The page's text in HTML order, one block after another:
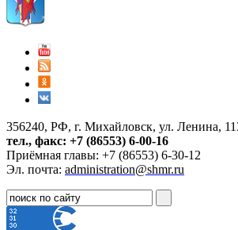
356240, РФ, г. Михайловск, ул. Ленина,
тел., факс: +7 (86553) 6-00-16
Приёмная главы: +7 (86553) 6-30-12
Эл. почта: administration@shmr.ru